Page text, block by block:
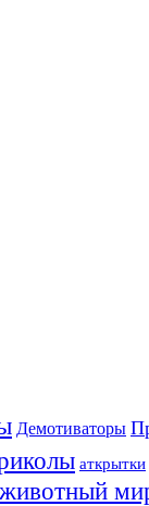
Демотиваторы
аткрытки
животный